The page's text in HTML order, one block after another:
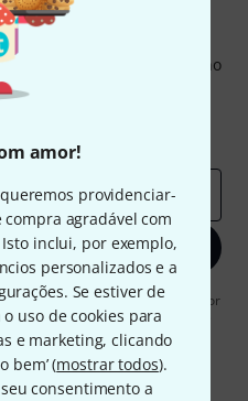
amor!
providenciar-
agradável com
inclui, por exemplo,
personalizados e a
Se estiver de
uso de cookies para
e marketing, clicando
bem’ (mostrar todos).
consentimento a
Thomann
em inglês e com um
um dos
no
Thomann
agora
em receber publicidade por
a qualquer momento. Você pode
a newsletter na nossadiretriz de